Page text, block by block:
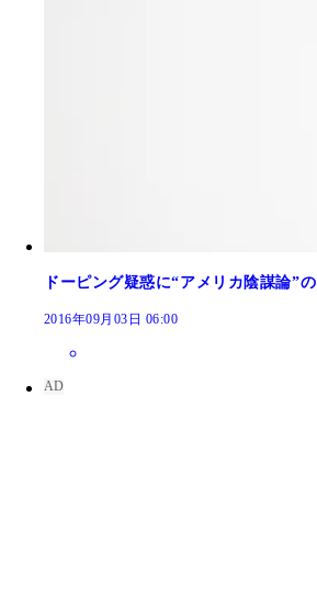
ドーピング疑惑に“アメリカ陰謀論”
2016年09月03日 06:00